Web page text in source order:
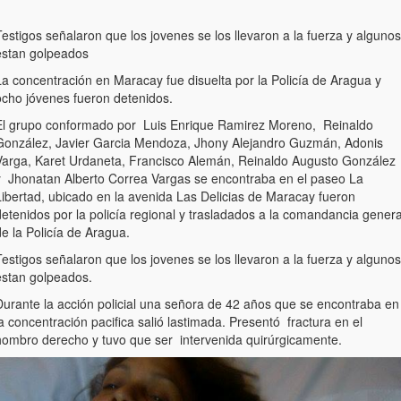
señalaron que los jovenes se los llevaron a la fuerza y algunos
golpeados
concentración en Maracay fue disuelta por la Policía de Aragua y
jóvenes fueron detenidos.
grupo conformado por Luis Enrique Ramirez Moreno, Reinaldo
Javier Garcia Mendoza, Jhony Alejandro Guzmán, Adonis
Karet Urdaneta, Francisco Alemán, Reinaldo Augusto González
Jhonatan Alberto Correa Vargas se encontraba en el paseo La
ubicado en la avenida Las Delicias de Maracay fueron
por la policía regional y trasladados a la comandancia
la Policía de Aragua.
señalaron que los jovenes se los llevaron a la fuerza y algunos
golpeados.
la acción policial una señora de 42 años que se encontraba en
concentración pacifica salió lastimada. Presentó fractura en el
derecho y tuvo que ser intervenida quirúrgicamente.